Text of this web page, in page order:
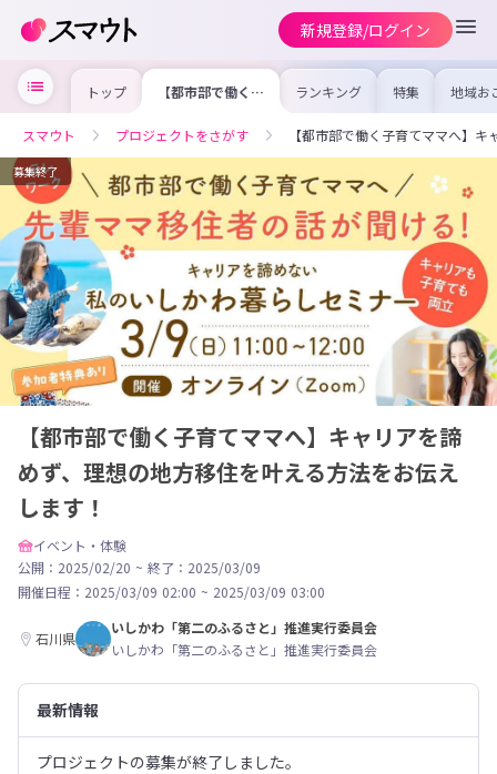
新規登録/ログイン
トップ 【都市部で働く子
育てママへ】キャ
想の地方移住を叶
える方法をお伝え
します！
ランキング 特集 地域お
の求
を集め
事内容
を比
合った
スマウト プロジェクトをさがす 【都市部で働く子育てママへ】
募集終了
【都市部で働く子育てママへ】キャリアを諦
めず、理想の地方移住を叶える方法をお伝え
します！
イベント・体験
公開：2025/02/20 ~ 終了：2025/03/09
開催日程： 2025/03/09 02:00 ~ 2025/03/09 03:00
石川県
いしかわ「第二のふるさと」推進実行委員会
いしかわ「第二のふるさと」推進実行委員会
最新情報
プロジェクトの募集が終了しました。